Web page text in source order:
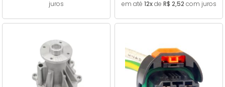
juros
em até 12xde R$ 2,52 com juros